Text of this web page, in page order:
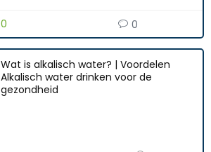
0 0
Wat is alkalisch water? | Voordelen
Alkalisch water drinken voor de
gezondheid